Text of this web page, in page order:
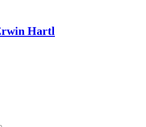
Hartl